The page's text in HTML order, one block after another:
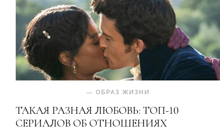
— ОБРАЗ ЖИЗНИ
ТАКАЯ РАЗНАЯ ЛЮБОВЬ: ТОП-10
СЕРИАЛОВ ОБ ОТНОШЕНИЯХ